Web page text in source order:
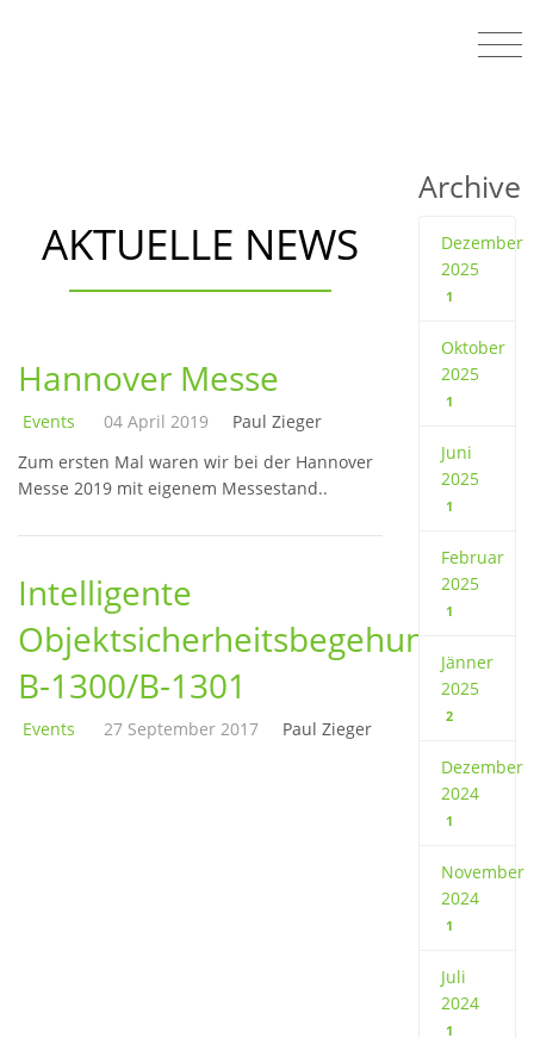
AKTUELLE NEWS
Hannover Messe
Events 04 April 2019
Paul Zieger
Zum ersten Mal waren wir bei der Hannover
Messe 2019 mit eigenem Messestand..
Intelligente
Objektsicherheitsbegehung
B-1300/B-1301
Events 27 September 2017 Paul Zieger
Archive
Dezember
2025
1
Oktober
2025
1
Juni
2025
1
Februar
2025
1
Jänner
2025
2
Dezember
2024
1
November
2024
1
Juli
2024
1